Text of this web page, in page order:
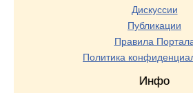
Дискуссии
Публикации
Правила
Политика
Инфо